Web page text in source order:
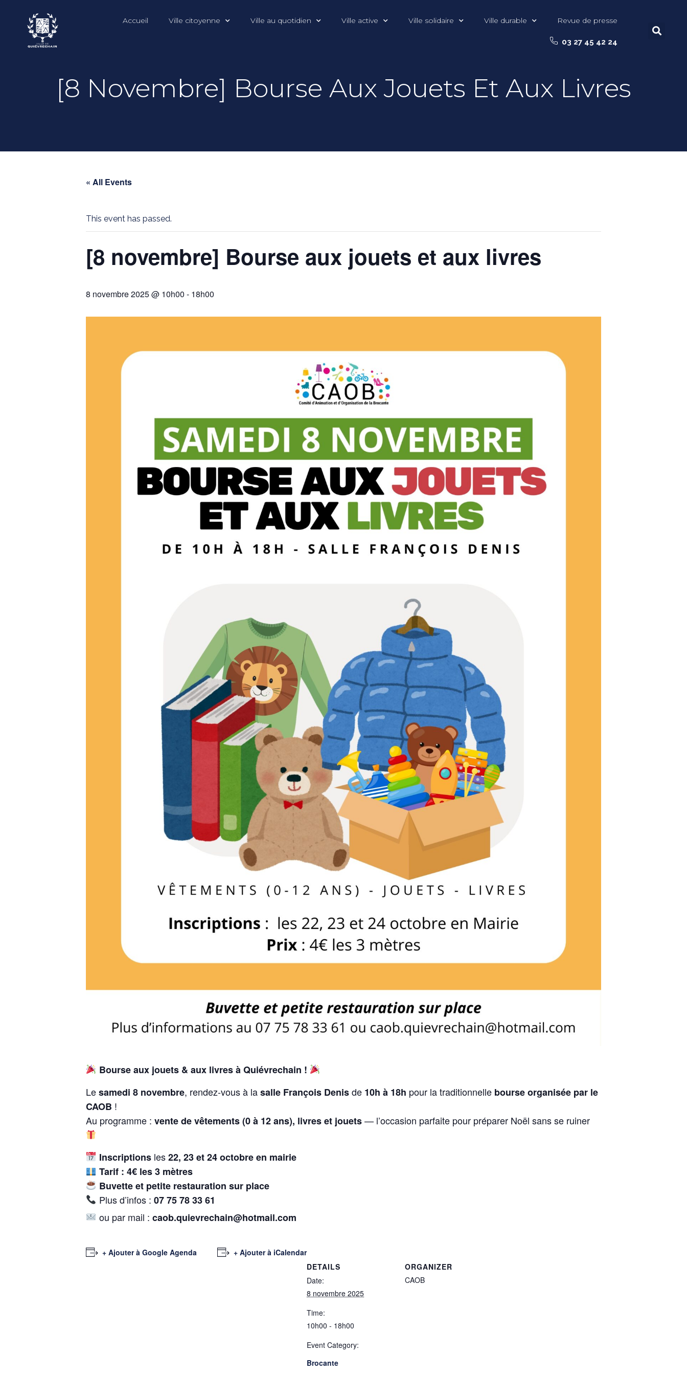
Accueil Ville citoyenne Ville au quotidien Ville active Ville solidaire Ville durable Revue de presse
03 27 45 42 24
[8 Novembre] Bourse Aux Jouets Et Aux Livres
« All Events
This event has passed.
[8 novembre] Bourse aux jouets et aux livres
8 novembre 2025 @ 10h00 - 18h00
Bourse aux jouets & aux livres à Quiévrechain !
Lesamedi 8 novembre, rendez-vous à lasalle François Denisde 10h à 18h pour la traditionnelle bourse organisée par le
CAOB !
Au programme : vente de vêtements (0 à 12 ans), livres et jouets— l’occasion parfaite pour préparer Noël sans se ruiner
Inscriptionsles22, 23 et 24 octobre en mairie
Tarif : 4€ les 3 mètres
Buvette et petite restauration sur place
Plus d’infos : 07 75 78 33 61
ou par mail : caob.quievrechain@hotmail.com
+ Ajouter à Google Agenda
+ Ajouter à iCalendar
DETAILS
Date:
8 novembre 2025
Time:
10h00 - 18h00
Event Category:
Brocante
ORGANIZER
CAOB